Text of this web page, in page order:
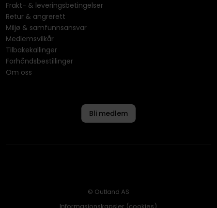
Frakt- & leveringsbetingelser
Retur & angrerett
Miljø & samfunnsansvar
Medlemsvilkår
Tilbakekallinger
Forhåndsbestillinger
Om oss
Bli medlem
© Outland AS